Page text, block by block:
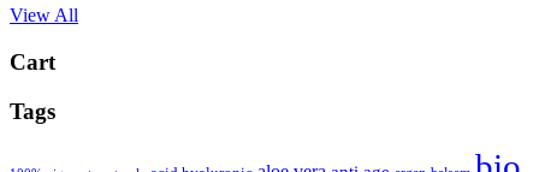
View All
Cart
Tags